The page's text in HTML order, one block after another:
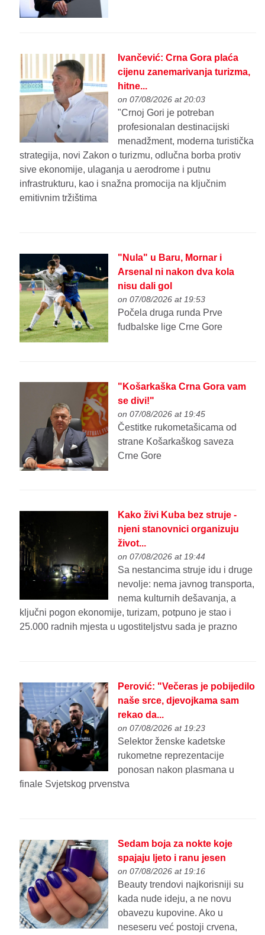
Ivančević: Crna Gora plaća
cijenu zanemarivanja turizma,
hitne...
on 07/08/2026 at 20:03
"Crnoj Gori je potreban
profesionalan destinacijski
menadžment, moderna turistička
strategija, novi Zakon o turizmu, odlučna borba protiv
sive ekonomije, ulaganja u aerodrome i putnu
infrastrukturu, kao i snažna promocija na ključnim
emitivnim tržištima
"Nula" u Baru, Mornar i
Arsenal ni nakon dva kola
nisu dali gol
on 07/08/2026 at 19:53
Počela druga runda Prve
fudbalske lige Crne Gore
"Košarkaška Crna Gora vam
se divi!"
on 07/08/2026 at 19:45
Čestitke rukometašicama od
strane Košarkaškog saveza
Crne Gore
Kako živi Kuba bez struje -
njeni stanovnici organizuju
život...
on 07/08/2026 at 19:44
Sa nestancima struje idu i druge
nevolje: nema javnog transporta,
nema kulturnih dešavanja, a
ključni pogon ekonomije, turizam, potpuno je stao i
25.000 radnih mjesta u ugostiteljstvu sada je prazno
Perović: "Večeras je pobijedilo
naše srce, djevojkama sam
rekao da...
on 07/08/2026 at 19:23
Selektor ženske kadetske
rukometne reprezentacije
ponosan nakon plasmana u
finale Svjetskog prvenstva
Sedam boja za nokte koje
spajaju ljeto i ranu jesen
on 07/08/2026 at 19:16
Beauty trendovi najkorisniji su
kada nude ideju, a ne novu
obavezu kupovine. Ako u
neseseru već postoji crvena,